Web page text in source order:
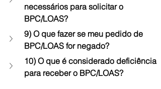
necessários para solicitar o
BPC/LOAS?
9) O que fazer se meu pedido de
BPC/LOAS for negado?
10) O que é considerado deficiência
para receber o BPC/LOAS?